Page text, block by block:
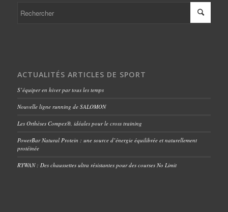
ACTUALITÉS ARTICLES DE SPORT
S’équiper en hiver par tous les temps
Nouvelle ligne running de SALOMON
Les Orthèses Compex®, idéales pour le cross training
PowerBar Natural Protein : une source d’énergie équilibrée et naturellement
protéinée
RYWAN : Des chaussettes ultra résistantes pour des courses No Limit